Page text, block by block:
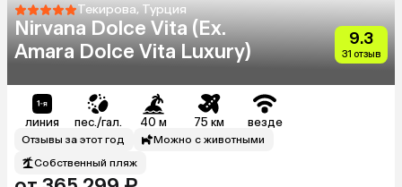
Текирова, Турция
Nirvana Dolce Vita (Ex.
Amara Dolce Vita Luxury)
9.3
31 отзыв
линия пес./гал. 40 м 75 км везде
Отзывы за этот год
Можно с животными
Собственный пляж